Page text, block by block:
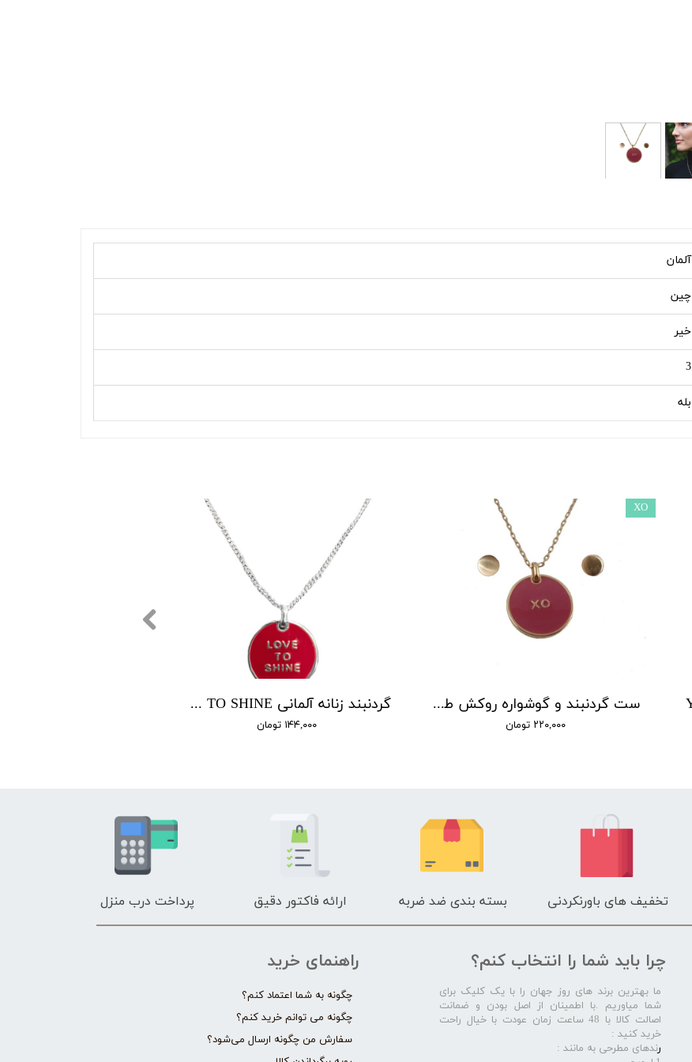
آلمان
چین
خیر
3
بله
گردنبند زنانه آلمانی LOVE TO SHINE
۱۴۴,۰۰۰ تومان
ست گردنبند و گوشواره روکش طلا XO
۲۲۰,۰۰۰ تومان
XO
تخفیف های باورنکردنی بسته بندی ضد ضربه ارائه فاکتور دقیق پرداخت درب منزل
راهنمای خرید
چگونه به شما اعتماد کنم؟
چگونه می توانم خرید کنم؟
سفارش من چگونه ارسال می‌شود؟
چرا باید شما را انتخاب کنم؟
ما بهترین برند های روز جهان را با یک کلیک برای
شما میاوریم .با اطمینان از اصل بودن و ضمانت
اصالت کالا با 48 ساعت زمان عودت با خیال راحت
خرید کنید :
رندهای مطرحی به مانند :